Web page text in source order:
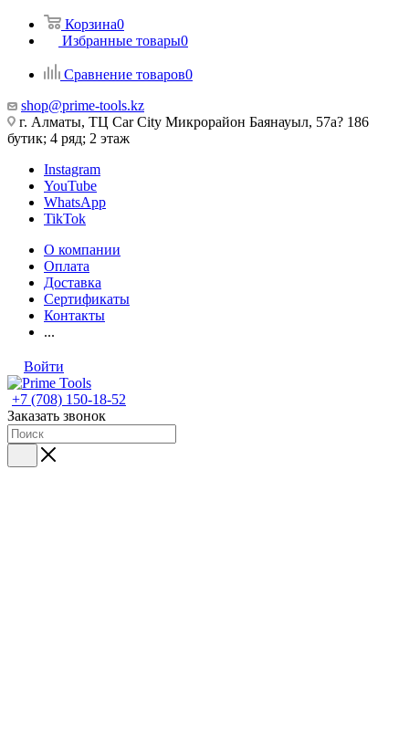
Корзина0
Избранные товары0
Сравнение товаров0
shop@prime-tools.kz
г. Алматы, ТЦ Car City​ ​Микрорайон Баянауыл, 57а? ​186
бутик; 4 ряд; 2 этаж
Instagram
YouTube
WhatsApp
TikTok
О компании
Оплата
Доставка
Сертификаты
Контакты
...
Войти
+7 (708) 150-18-52
Заказать звонок